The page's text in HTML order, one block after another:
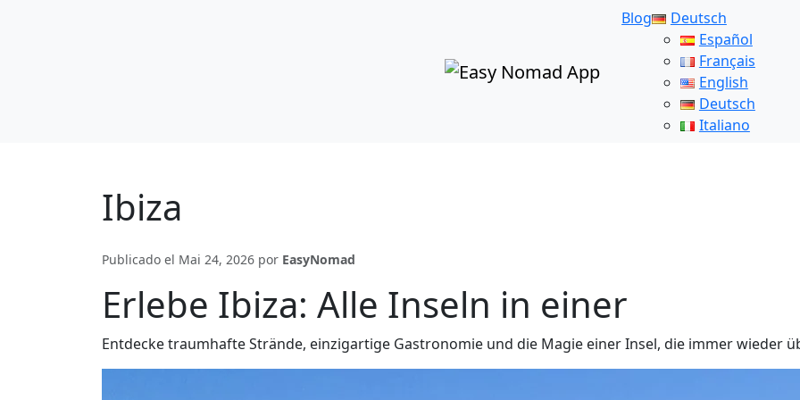
Blog
Deutsch
Español
Français
English
Deutsch
Italiano
Ibiza
Publicado el Mai 24, 2026 por EasyNomad
Erlebe Ibiza: Alle Inseln in einer
Entdecke traumhafte Strände, einzigartige Gastronomie und die Magie einer Insel, die immer wieder